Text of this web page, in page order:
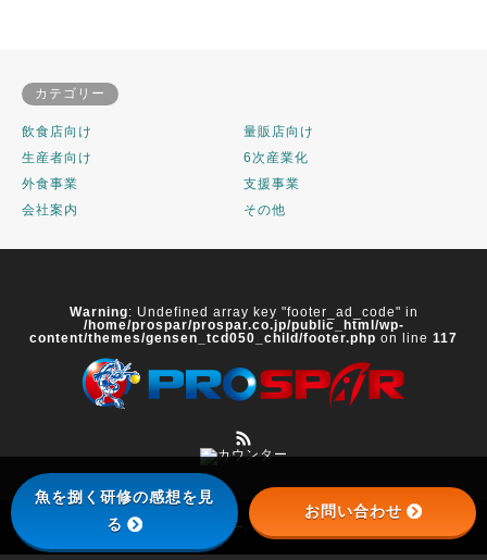
カテゴリー
飲食店向け
量販店向け
生産者向け
6次産業化
外食事業
支援事業
会社案内
その他
Warning: Undefined array key "footer_ad_code" in
/home/prospar/prospar.co.jp/public_html/wp-
content/themes/gensen_tcd050_child/footer.php on line 117
© 株式会社プロ・スパー . All Rights Reserved.
魚を捌く研修の感想を見
る
お問い合わせ